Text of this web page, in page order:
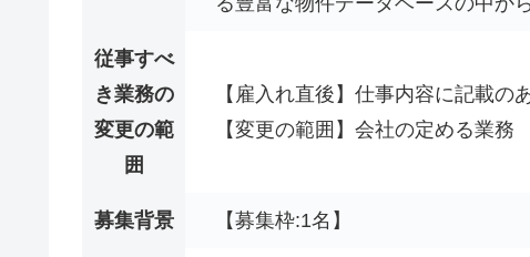
従事すべ
き業務の
変更の範
囲
【雇入れ直後】仕事内容に記載の
【変更の範囲】会社の定める業務
募集背景 【募集枠:1名】